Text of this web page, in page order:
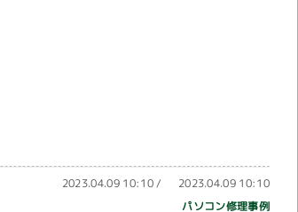
2023.04.09 10:10/ 2023.04.09 10:10
パソコン修理事例